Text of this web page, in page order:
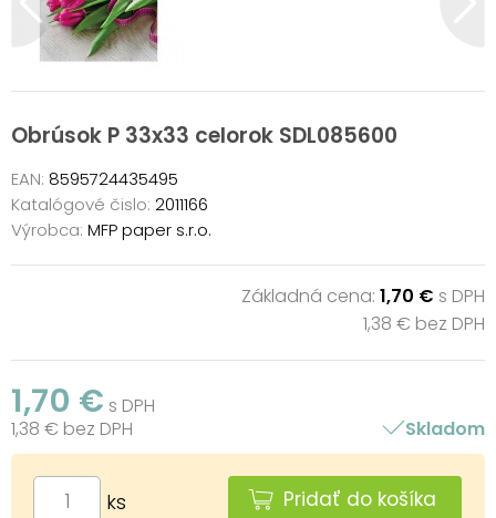
Obrúsok P 33x33 celorok SDL085600
EAN: 8595724435495
Katalógové čislo: 2011166
Výrobca: MFP paper s.r.o.
Základná cena: 1,70 € s DPH
1,38 € bez DPH
1,70 € s DPH
1,38 € bez DPH
Skladom
ks Pridať do košíka